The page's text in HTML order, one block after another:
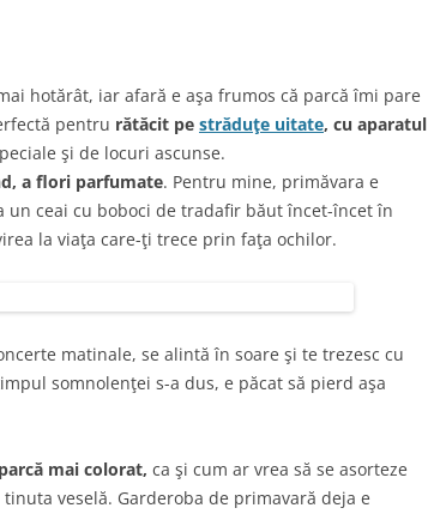
hotărât, iar afară e aşa frumos că parcă îmi pare
pentru rătăcit pe străduţe uitate, cu aparatul
şi de locuri ascunse.
a flori parfumate. Pentru mine, primăvara e
un ceai cu boboci de tradafir băut încet-încet în
la viaţa care-ţi trece prin faţa ochilor.
matinale, se alintă în soare şi te trezesc cu
somnolenţei s-a dus, e păcat să pierd aşa
mai colorat, ca şi cum ar vrea să se asorteze
veselă. Garderoba de primavară deja e